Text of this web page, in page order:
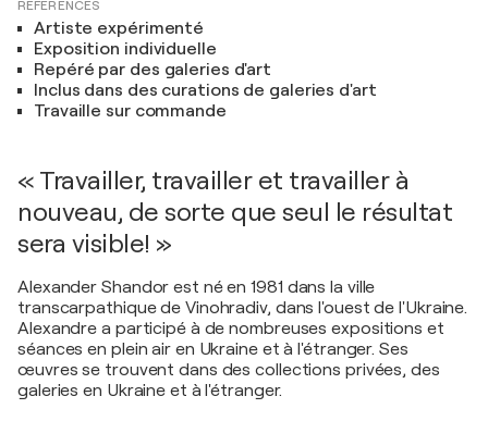
RÉFÉRENCES
Artiste expérimenté
Exposition individuelle
Repéré par des galeries d'art
Inclus dans des curations de galeries d'art
Travaille sur commande
« Travailler, travailler et travailler à
nouveau, de sorte que seul le résultat
sera visible! »
Alexander Shandor est né en 1981 dans la ville
transcarpathique de Vinohradiv, dans l'ouest de l'Ukraine.
Alexandre a participé à de nombreuses expositions et
séances en plein air en Ukraine et à l'étranger. Ses
œuvres se trouvent dans des collections privées, des
galeries en Ukraine et à l'étranger.